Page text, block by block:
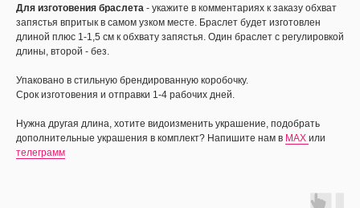
Для изготовения браслета - укажите в комментариях к заказу обхват
запястья впритык в самом узком месте. Браслет будет изготовлен
длиной плюс 1-1,5 см к обхвату запястья. Один браслет с регулировкой
длины, второй - без.
Упаковано в стильную брендированную коробочку.
Срок изготовения и отправки 1-4 рабочих дней.
Нужна другая длина, хотите видоизменить украшение, подобрать
дополнительные украшения в комплект? Напишите нам в MAX или
телеграмм